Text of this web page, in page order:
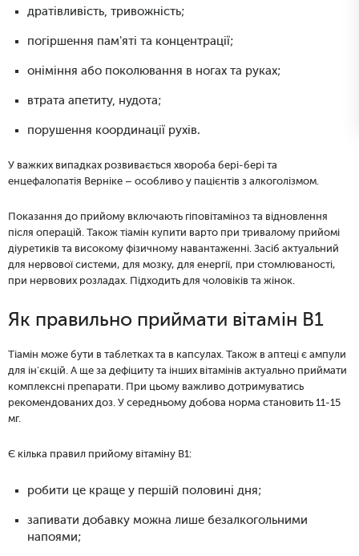
дратівливість, тривожність;
погіршення пам'яті та концентрації;
оніміння або поколювання в ногах та руках;
втрата апетиту, нудота;
порушення координації рухів.
У важких випадках розвивається хвороба бері-бері та
енцефалопатія Верніке – особливо у пацієнтів з алкоголізмом.
Показання до прийому включають гіповітаміноз та відновлення
після операцій. Також тіамін купити варто при тривалому прийомі
діуретиків та високому фізичному навантаженні. Засіб актуальний
для нервової системи, для мозку, для енергії, при стомлюваності,
при нервових розладах. Підходить для чоловіків та жінок.
Як правильно приймати вітамін B1
Тіамін може бути в таблетках та в капсулах. Також в аптеці є ампули
для ін'єкцій. А ще за дефіциту та інших вітамінів актуально приймати
комплексні препарати. При цьому важливо дотримуватись
рекомендованих доз. У середньому добова норма становить 11-15
мг.
Є кілька правил прийому вітаміну В1:
робити це краще у першій половині дня;
запивати добавку можна лише безалкогольними
напоями;